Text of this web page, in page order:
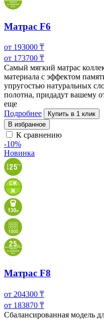
Матрас F6
от 193000 ₸
от 173700 ₸
Самый мягкий матрас
материала с эффектом
упругостью натуральных
полотна, придадут вашему
еще
Подробнее
Купить в 1 клик
В избранное
К сравнению
-10%
Новинка
Матрас F8
от 204300 ₸
от 183870 ₸
Сбалансированная модель